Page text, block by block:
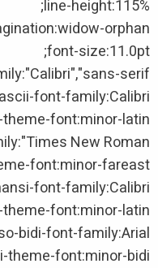
line-height:115%;
orphan;
font-size:11.0pt;
serif";
font-family:Calibri;
font:minor-latin;
New Roman";
font:minor-fareast;
font-family:Calibri;
font:minor-latin;
bidi-font-family:Arial;
theme-font:minor-bidi;}